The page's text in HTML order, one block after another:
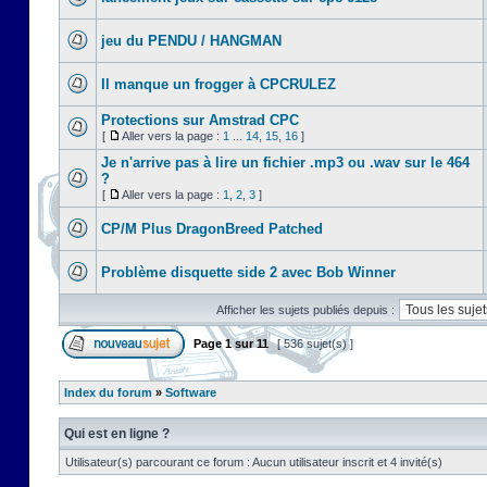
jeu du PENDU / HANGMAN
Il manque un frogger à CPCRULEZ
Protections sur Amstrad CPC
[ Aller vers la page : 1 14 15 16 ]
Je n'arrive pas à lire un fichier .mp3 ou .wav sur le 464
?
[ Aller vers la page : 1 2 3 ]
CP/M Plus DragonBreed Patched
Problème disquette side 2 avec Bob Winner
Afficher les sujets publiés depuis :
Page 1sur11 [ 536 sujet(s) ]
Index du forum » Software
Qui est en ligne ?
Utilisateur(s) parcourant ce forum : Aucun utilisateur inscrit et 4 invité(s)